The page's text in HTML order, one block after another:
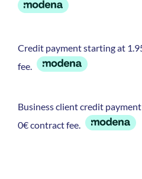
Credit payment starting at
fee.
Business client credit
0€ contract fee.